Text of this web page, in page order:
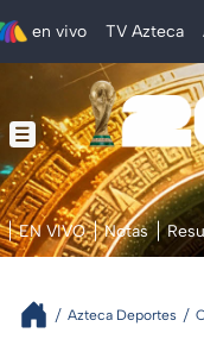
en vivo TV Azteca
EN VIVO Notas
Azteca Deportes